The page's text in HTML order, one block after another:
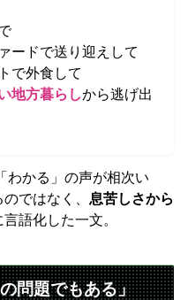
ードで送り迎えして
で外食して
地方暮らしから逃げ出
わかる」の声が相次い
ではなく、 息苦しさから
語化した一文。
問題でもある」